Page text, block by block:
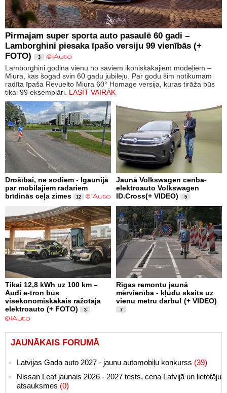
Pirmajam super sporta auto pasaulē 60 gadi –
Lamborghini piesaka īpašo versiju 99 vienībās (+
FOTO)
3
Lamborghini godina vienu no saviem ikoniskākajiem modeļiem –
Miura, kas šogad svin 60 gadu jubileju. Par godu šim notikumam
radīta īpaša Revuelto Miura 60° Homage versija, kuras tirāža būs
tikai 99 eksemplāri. LASĪT VAIRĀK
Drošībai, ne sodiem - Igaunijā
par mobilajiem radariem
brīdinās ceļa zimes
12
Jaunā Volkswagen cerība-
elektroauto Volkswagen
ID.Cross(+ VIDEO)
5
Tikai 12,8 kWh uz 100 km –
Audi e-tron būs
visekonomiskākais ražotāja
elektroauto (+ FOTO)
3
Rīgas remontu jaunā
mērvienība - kļūdu skaits uz
vienu metru darbu! (+ VIDEO)
7
JAUNĀKAIS FORUMĀ
Latvijas Gada auto 2027 - jaunu automobiļu konkurss (39)
Nissan Leaf jaunais 2026 - 2027 tests, cena Latvijā un lietotāju
atsauksmes (0)